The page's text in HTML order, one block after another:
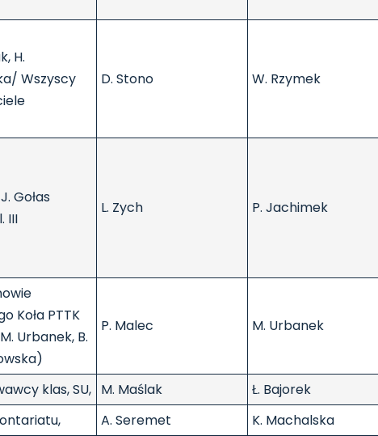
H.
Wszyscy
D. Stono W. Rzymek
Gołas
III
L. Zych P. Jachimek
Koła PTTK
Urbanek, B.
P. Malec M. Urbanek
klas, SU, M. Maślak Ł. Bajorek
A. Seremet
K. Machalska